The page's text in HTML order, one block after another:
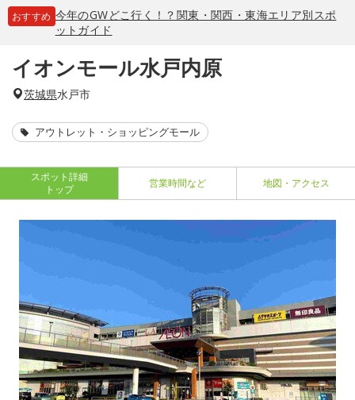
おすすめ 今年のGWどこ行く！？関東・関西・東海エリア別スポ
ットガイド
イオンモール水戸内原
茨城県水戸市
アウトレット・ショッピングモール
スポット詳細
トップ
営業時間など 地図・アクセス